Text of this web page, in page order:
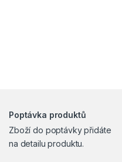
Poptávka produktů
Zboží do poptávky přidáte
na detailu produktu.